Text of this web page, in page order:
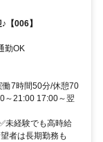
【006】
勤OK
働7時間50分/休憩70
～21:00 17:00～翌
未経験でも高時給
者は長期勤務も